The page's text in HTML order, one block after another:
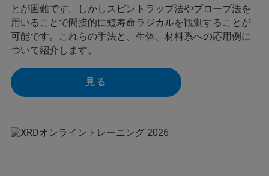
とが困難です。しかしスピントラップ法やプローブ法を
用いることで間接的に短寿命ラジカルを観測することが
可能です。これらの手法と、生体、材料系への応用例に
ついて紹介します。
見る